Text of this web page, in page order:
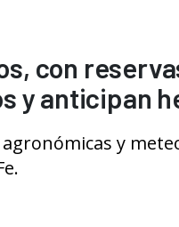
con
y anticipan
y